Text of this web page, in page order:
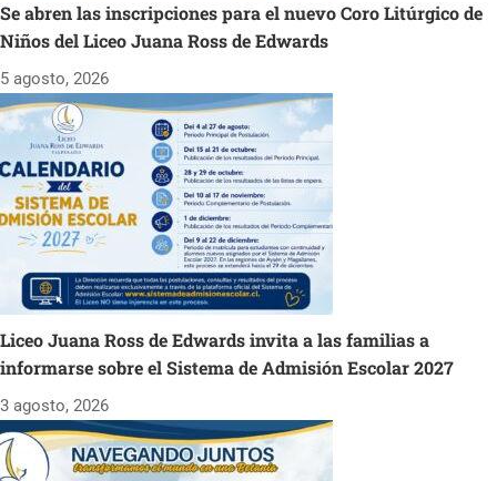
Se abren las inscripciones para el nuevo Coro Litúrgico de
Niños del Liceo Juana Ross de Edwards
5 agosto, 2026
Liceo Juana Ross de Edwards invita a las familias a
informarse sobre el Sistema de Admisión Escolar 2027
3 agosto, 2026